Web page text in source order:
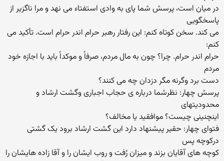
در میان است، پرسش شما پای به وادی استفتاء می نهد و مرا ناگزیر از
پاسخگویی
می کند. سخن کوتاه کنم: این رفتار رهبر حرام اندر حرام است. تأکید می
کنم:
حرام اندر حرام. چرا؟ چون به مال مردم، صرفاً و موکداً باید با اجازه خود
مردم
دست برد وگرنه مگر دزدان چه می کنند؟
پرسش چهار: نظرشما درباره ی حجاب اجباری وگشت ارشاد و
محدودیتهای
اینچنینی چیست؟ موافقید یا مخالف؟
فتوای چهار: حقیر پیشنهاد دارد این گشت ارشاد برود یک گشتی
درکوچه پس
کوچه های آقایان بزند و میزان رُفت و روب ایشان را و آقا زاده هایشان را